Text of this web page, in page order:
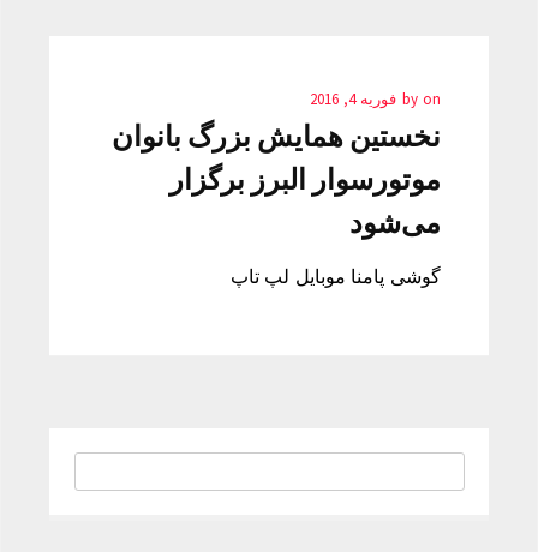
by on فوریه 4, 2016
نخستین همایش بزرگ بانوان
موتورسوار البرز‌ برگزار
می‌شود
گوشی پامنا موبایل لپ تاپ